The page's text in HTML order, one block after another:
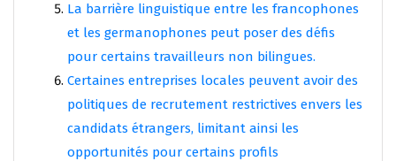
La barrière linguistique entre les francophones
et les germanophones peut poser des défis
pour certains travailleurs non bilingues.
Certaines entreprises locales peuvent avoir des
politiques de recrutement restrictives envers les
candidats étrangers, limitant ainsi les
opportunités pour certains profils